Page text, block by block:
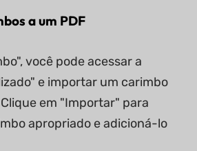
a um PDF
você pode acessar a
e importar um carimbo
em "Importar" para
apropriado e adicioná-lo